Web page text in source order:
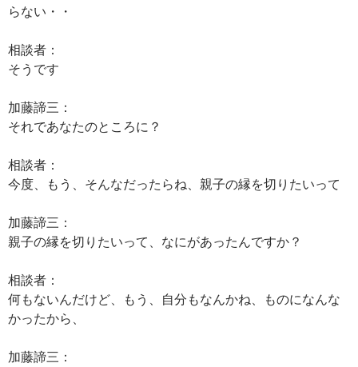
らない・・
相談者：
そうです
加藤諦三：
それであなたのところに？
相談者：
今度、もう、そんなだったらね、親子の縁を切りたいって
加藤諦三：
親子の縁を切りたいって、なにがあったんですか？
相談者：
何もないんだけど、もう、自分もなんかね、ものになんな
かったから、
加藤諦三：